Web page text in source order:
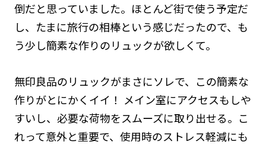
倒だと思っていました。ほとんど街で使う予定だ
し、たまに旅行の相棒という感じだったので、も
う少し簡素な作りのリュックが欲しくて。
無印良品のリュックがまさにソレで、この簡素な
作りがとにかくイイ！ メイン室にアクセスもしや
すいし、必要な荷物をスムーズに取り出せる。こ
れって意外と重要で、使用時のストレス軽減にも